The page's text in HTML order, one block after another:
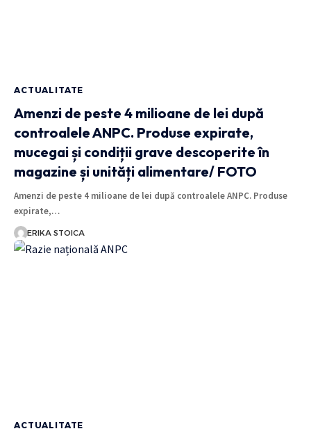
ACTUALITATE
Amenzi de peste 4 milioane de lei după
controalele ANPC. Produse expirate,
mucegai și condiții grave descoperite în
magazine și unități alimentare/ FOTO
Amenzi de peste 4 milioane de lei după controalele ANPC. Produse
expirate,…
ERIKA STOICA
ACTUALITATE